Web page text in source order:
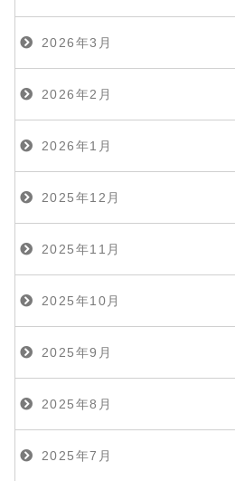
2026年3月
2026年2月
2026年1月
2025年12月
2025年11月
2025年10月
2025年9月
2025年8月
2025年7月